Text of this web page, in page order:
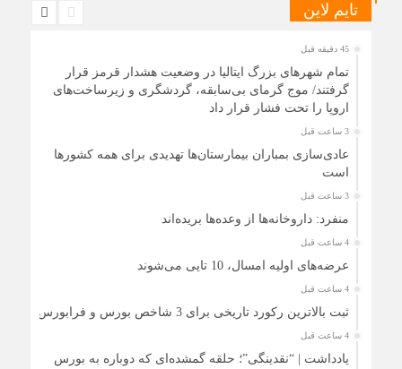
تایم لاین
45 دقیقه قبل
تمام شهرهای بزرگ ایتالیا در وضعیت هشدار قرمز قرار
گرفتند/ موج گرمای بی‌سابقه، گردشگری و زیرساخت‌های
اروپا را تحت فشار قرار داد
3 ساعت قبل
عادی‌سازی بمباران بیمارستان‌ها تهدیدی برای همه کشورها
است
3 ساعت قبل
منفرد: داروخانه‌ها از وعده‌ها بریده‌اند
4 ساعت قبل
عرضه‌های اولیه امسال، 10 تایی می‌شوند
4 ساعت قبل
ثبت بالاترین رکورد تاریخی برای 3 شاخص بورس و فرابورس
4 ساعت قبل
یادداشت | “نقدینگی”؛ حلقه گمشده‌ای که دوباره به بورس